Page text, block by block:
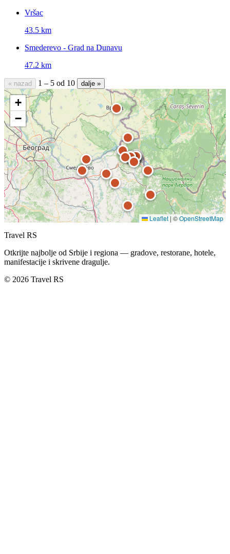
Vršac
43.5 km
Smederevo - Grad na Dunavu
47.2 km
« nazad 1 – 5 od 10 dalje »
+
−
Leaflet | ©OpenStreetMap
Travel RS
Otkrijte najbolje od Srbije i regiona — gradove, restorane, hotele,
manifestacije i skrivene dragulje.
© 2026 Travel RS